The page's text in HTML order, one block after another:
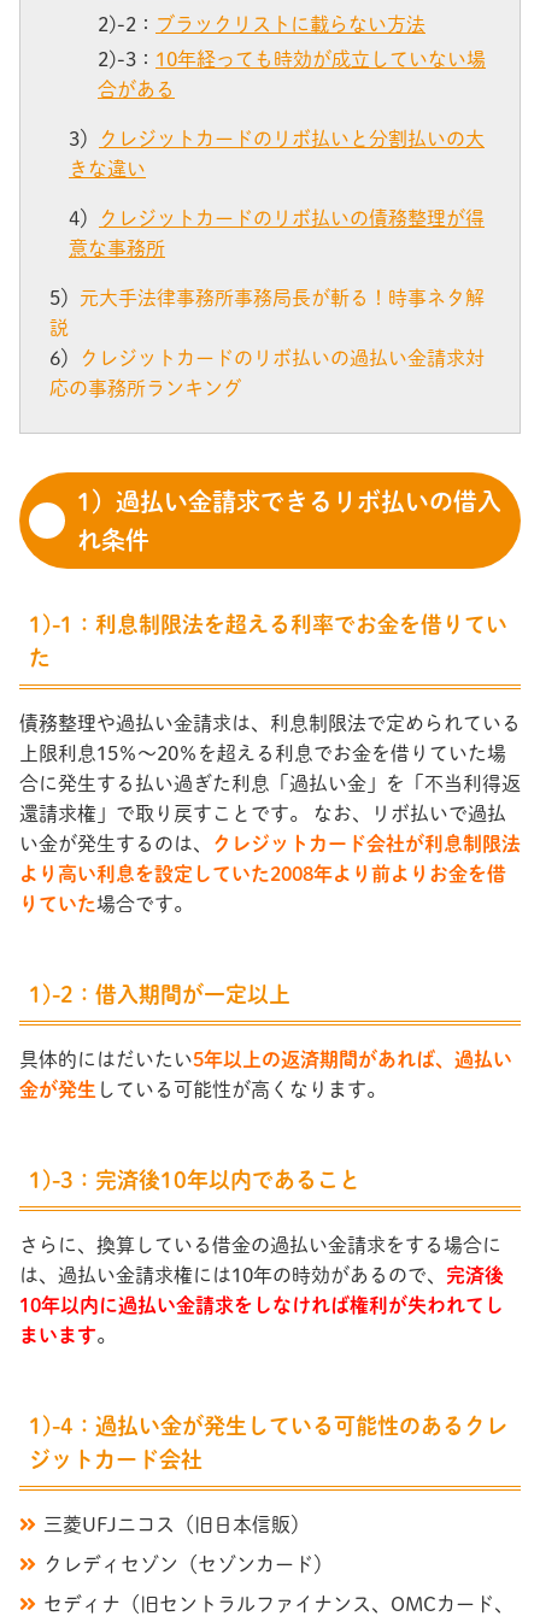
2)-2： ブラックリストに載らない方法
2)-3： 10年経っても時効が成立していない場
合がある
3）
クレジットカードのリボ払いと分割払いの大
きな違い
4）
クレジットカードのリボ払いの債務整理が得
意な事務所
5） 元大手法律事務所事務局長が斬る！時事ネタ解
説
6）
クレジットカードのリボ払いの過払い金請求対
応の事務所ランキング
1）過払い金請求できるリボ払いの借入
れ条件
1)-1：利息制限法を超える利率でお金を借りてい
た
債務整理や過払い金請求は、利息制限法で定められている
上限利息15％～20％を超える利息でお金を借りていた場
合に発生する払い過ぎた利息「過払い金」を「不当利得返
還請求権」で取り戻すことです。 なお、リボ払いで過払
い金が発生するのは、
クレジットカード会社が利息制限法
より高い利息を設定していた2008年より前よりお金を借
りていた場合です。
1)-2：借入期間が一定以上
具体的にはだいたい5年以上の返済期間があれば、過払い
金が発生 している可能性が高くなります。
1)-3：完済後10年以内であること
さらに、換算している借金の過払い金請求をする場合に
は、過払い金請求権には10年の時効があるので、 完済後
10年以内に過払い金請求をしなければ権利が失われてし
まいます。
1)-4：過払い金が発生している可能性のあるクレ
ジットカード会社
三菱UFJニコス（旧日本信販）
クレディセゾン（セゾンカード）
セディナ（旧セントラルファイナンス、OMCカード、